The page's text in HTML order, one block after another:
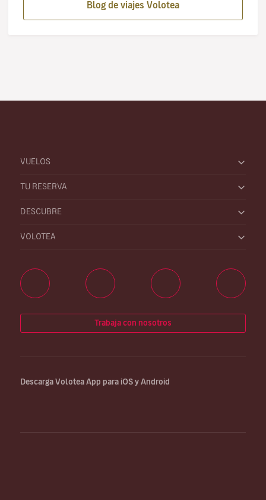
Blog de viajes Volotea
VUELOS
TU RESERVA
DESCUBRE
VOLOTEA
Trabaja con nosotros
Descarga Volotea App para iOS y Android